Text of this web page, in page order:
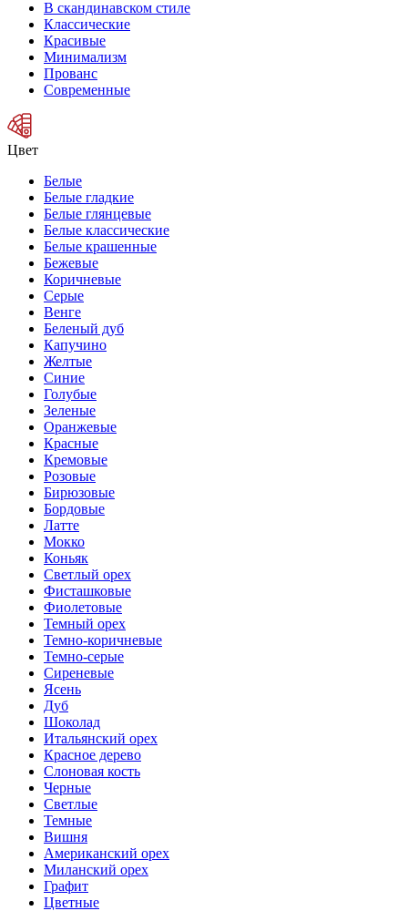
В скандинавском стиле
Классические
Красивые
Минимализм
Прованс
Современные
Цвет
Белые
Белые гладкие
Белые глянцевые
Белые классические
Белые крашенные
Бежевые
Коричневые
Серые
Венге
Беленый дуб
Капучино
Желтые
Синие
Голубые
Зеленые
Оранжевые
Красные
Кремовые
Розовые
Бирюзовые
Бордовые
Латте
Мокко
Коньяк
Светлый орех
Фисташковые
Фиолетовые
Темный орех
Темно-коричневые
Темно-серые
Сиреневые
Ясень
Дуб
Шоколад
Итальянский орех
Красное дерево
Слоновая кость
Черные
Светлые
Темные
Вишня
Американский орех
Миланский орех
Графит
Цветные